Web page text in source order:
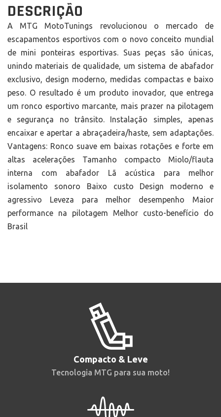
DESCRIÇÃO
A MTG MotoTunings revolucionou o mercado de
escapamentos esportivos com o novo conceito mundial
de mini ponteiras esportivas. Suas peças são únicas,
unindo materiais de qualidade, um sistema de abafador
exclusivo, design moderno, medidas compactas e baixo
peso. O resultado é um produto inovador, que entrega
um ronco esportivo marcante, mais prazer na pilotagem
e segurança no trânsito. Instalação simples, apenas
encaixar e apertar a abraçadeira/haste, sem adaptações.
Vantagens: Ronco suave em baixas rotações e forte em
altas acelerações Tamanho compacto Miolo/flauta
interna com abafador Lã acústica para melhor
isolamento sonoro Baixo custo Design moderno e
agressivo Leveza para melhor desempenho Maior
performance na pilotagem Melhor custo-benefício do
Brasil
Compacto & Leve
Tecnologia MTG para sua moto!